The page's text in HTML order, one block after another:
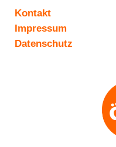
Kontakt
Impressum
Datenschutz